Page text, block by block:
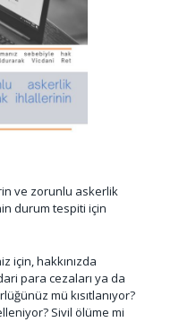
ve zorunlu askerlik
durum tespiti için
için, hakkınızda
para cezaları ya da
mü kısıtlanıyor?
Sivil ölüme mi